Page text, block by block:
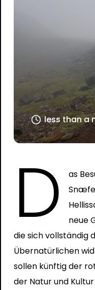
less than a
D
as
neue
die sich vollständig
Übernatürlichen
sollen künftig der
der Natur und